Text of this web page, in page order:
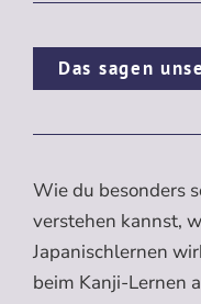
Das sagen
Wie du besonders
verstehen kannst,
Japanischlernen
beim Kanji-Lernen